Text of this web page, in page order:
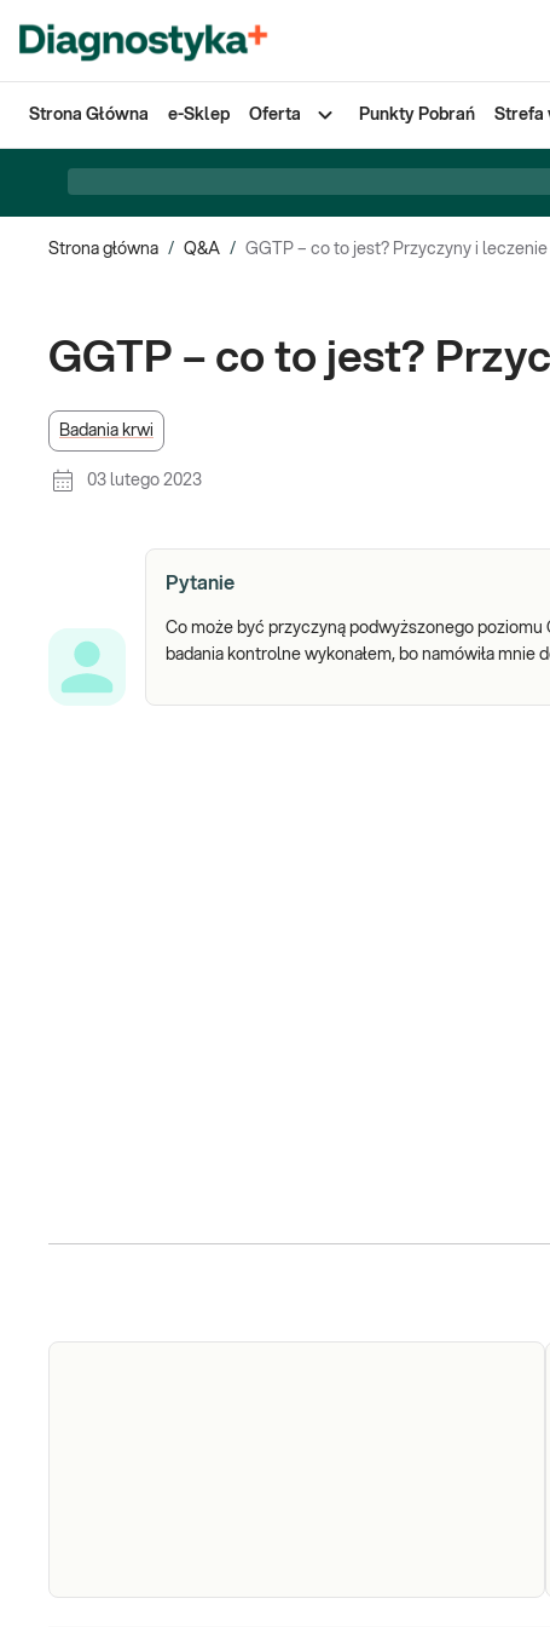
Strona Główna e-Sklep Oferta Punkty Pobrań Strefa
Strona główna / Q&A / GGTP – co to jest? Przyczyny i
GGTP – co to jest?
Badania krwi
03 lutego 2023
Pytanie
Co może być przyczyną podwyższonego poziomu
badania kontrolne wykonałem, bo namówiła mnie